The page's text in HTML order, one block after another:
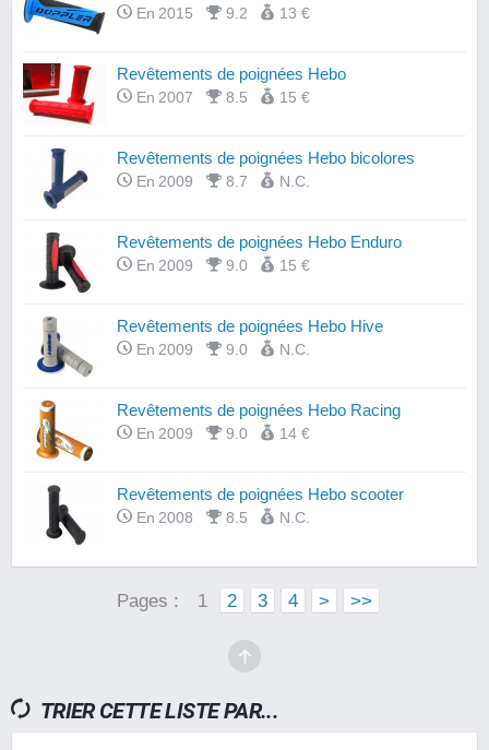
En 2015 9.2 13 €
Revêtements de poignées Hebo
En 2007 8.5 15 €
Revêtements de poignées Hebo bicolores
En 2009 8.7 N.C.
Revêtements de poignées Hebo Enduro
En 2009 9.0 15 €
Revêtements de poignées Hebo Hive
En 2009 9.0 N.C.
Revêtements de poignées Hebo Racing
En 2009 9.0 14 €
Revêtements de poignées Hebo scooter
En 2008 8.5 N.C.
Pages : 1 2 3 4 > >>
TRIER CETTE LISTE PAR...